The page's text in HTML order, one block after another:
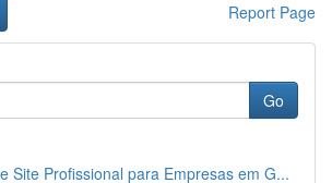
Report Page
Go
Site Profissional para Empresas em G...